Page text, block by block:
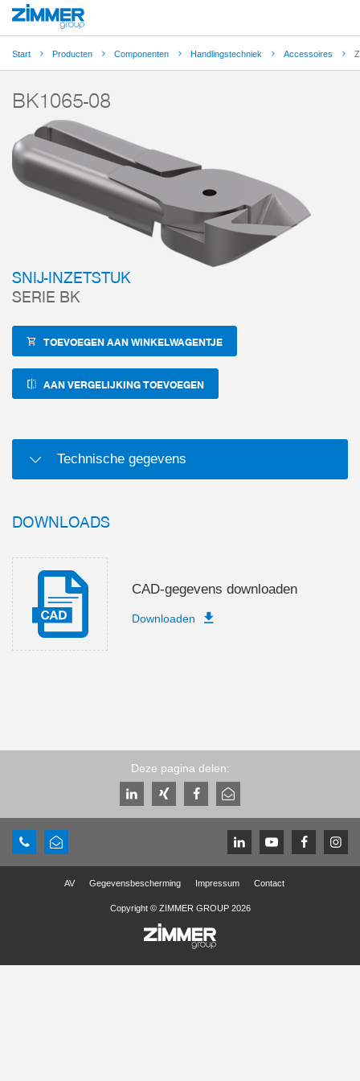
Start Producten Componenten Handlingstechniek Accessoires
BK1065-08
SNIJ-INZETSTUK
SERIE BK
TOEVOEGEN AAN WINKELWAGENTJE
AAN VERGELIJKING TOEVOEGEN
Technische gegevens
DOWNLOADS
CAD-gegevens downloaden
Downloaden
Deze pagina delen:
AV Gegevensbescherming Impressum Contact
Copyright © ZIMMER GROUP 2026